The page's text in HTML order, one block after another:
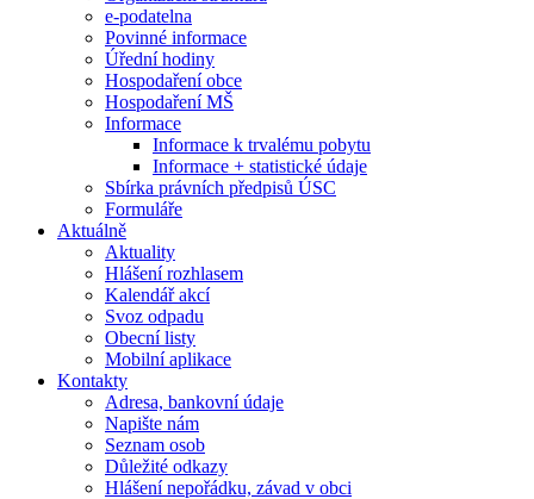
e-podatelna
Povinné informace
Úřední hodiny
Hospodaření obce
Hospodaření MŠ
Informace
Informace k trvalému pobytu
Informace + statistické údaje
Sbírka právních předpisů ÚSC
Formuláře
Aktuálně
Aktuality
Hlášení rozhlasem
Kalendář akcí
Svoz odpadu
Obecní listy
Mobilní aplikace
Kontakty
Adresa, bankovní údaje
Napište nám
Seznam osob
Důležité odkazy
Hlášení nepořádku, závad v obci